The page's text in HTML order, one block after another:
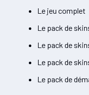
Le jeu complet
Le pack de
Le pack de
Le pack de
Le pack de